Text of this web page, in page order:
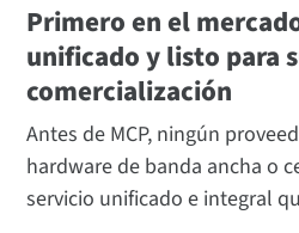
Primero en el
unificado y listo para
comercialización
Antes de MCP, ningún
hardware de banda ancha o
servicio unificado e integral